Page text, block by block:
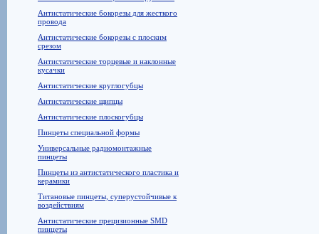
Антистатические бокорезы для жесткого
провода
Антистатические бокорезы с плоским
срезом
Антистатические торцевые и наклонные
кусачки
Антистатические круглогубцы
Антистатические щипцы
Антистатические плоскогубцы
Пинцеты специальной формы
Универсальные радиомонтажные
пинцеты
Пинцеты из антистатического пластика и
керамики
Титановые пинцеты, суперустойчивые к
воздействиям
Антистатические прецизионные SMD
пинцеты